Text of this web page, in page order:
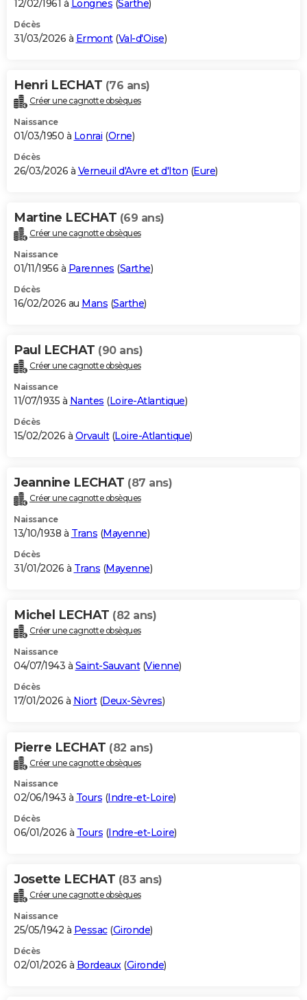
12/02/1961 à Longnes (Sarthe)
Décès
31/03/2026 à Ermont(Val-d'Oise)
Henri LECHAT (76 ans)
Créer une cagnotte obsèques
Naissance
01/03/1950 à Lonrai (Orne)
Décès
26/03/2026 à Verneuil d'Avre et d'Iton (Eure)
Martine LECHAT (69 ans)
Créer une cagnotte obsèques
Naissance
01/11/1956 à Parennes (Sarthe)
Décès
16/02/2026 au Mans (Sarthe)
Paul LECHAT (90 ans)
Créer une cagnotte obsèques
Naissance
11/07/1935 à Nantes (Loire-Atlantique)
Décès
15/02/2026 à Orvault(Loire-Atlantique)
Jeannine LECHAT (87 ans)
Créer une cagnotte obsèques
Naissance
13/10/1938 à Trans (Mayenne)
Décès
31/01/2026 à Trans (Mayenne)
Michel LECHAT (82 ans)
Créer une cagnotte obsèques
Naissance
04/07/1943 à Saint-Sauvant(Vienne)
Décès
17/01/2026 à Niort(Deux-Sèvres)
Pierre LECHAT (82 ans)
Créer une cagnotte obsèques
Naissance
02/06/1943 à Tours (Indre-et-Loire)
Décès
06/01/2026 à Tours (Indre-et-Loire)
Josette LECHAT (83 ans)
Créer une cagnotte obsèques
Naissance
25/05/1942 à Pessac(Gironde)
Décès
02/01/2026 à Bordeaux(Gironde)